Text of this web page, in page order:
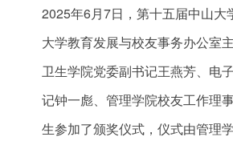
2025年6月7日，第十五届中山
大学教育发展与校友事务办公室
卫生学院党委副书记王燕芳、电
记钟一彪、管理学院校友工作理
生参加了颁奖仪式，仪式由管理